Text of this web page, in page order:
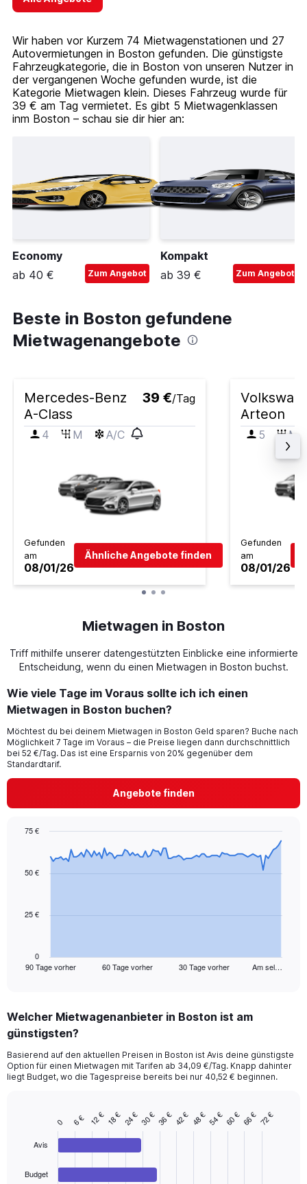
Wir haben vor Kurzem 74 Mietwagenstationen und 27
Autovermietungen in Boston gefunden. Die günstigste
Fahrzeugkategorie, die in Boston von unseren Nutzer in
der vergangenen Woche gefunden wurde, ist die
Kategorie Mietwagen klein. Dieses Fahrzeug wurde für
39 € am Tag vermietet. Es gibt 5 Mietwagenklassen
inm Boston – schau sie dir hier an:
Economy
ab 40 €
Zum Angebot
Kompakt
ab 39 €
Zum Angebot
Beste in Boston gefundene
Mietwagenangebote
Mercedes-Benz
A-Class
39 €/Tag
4 M A/C
Gefunden
am
08/01/26
Ähnliche Angebote finden
Arteon
5 M
Gefunden
am
08/01/26
Mietwagen in Boston
Triff mithilfe unserer datengestützten Einblicke eine informierte
Entscheidung, wenn du einen Mietwagen in Boston buchst.
Wie viele Tage im Voraus sollte ich ich einen
Mietwagen in Boston buchen?
Möchtest du bei deinem Mietwagen in Boston Geld sparen? Buche nach
Möglichkeit 7 Tage im Voraus – die Preise liegen dann durchschnittlich
bei 52 €/Tag. Das ist eine Ersparnis von 20% gegenüber dem
Standardtarif.
Angebote finden
data
The
Range:
91
The
chart
has
displaying
values.
90 Tage vorher 60 Tage vorher 30 Tage vorher Am sel…
0
25 €
50 €
75 €
End
Welcher Mietwagenanbieter in Boston ist am
günstigsten?
Basierend auf den aktuellen Preisen in Boston ist Avis deine günstigste
Option für einen Mietwagen mit Tarifen ab 34,09 €/Tag. Knapp dahinter
liegt Budget, wo die Tagespreise bereits bei nur 40,52 € beginnen.
withAvis
Budget
0 12 € 24 € 36 € 48 € 60 €
6 € 18 € 30 € 42 € 54 € 66 € 72 €